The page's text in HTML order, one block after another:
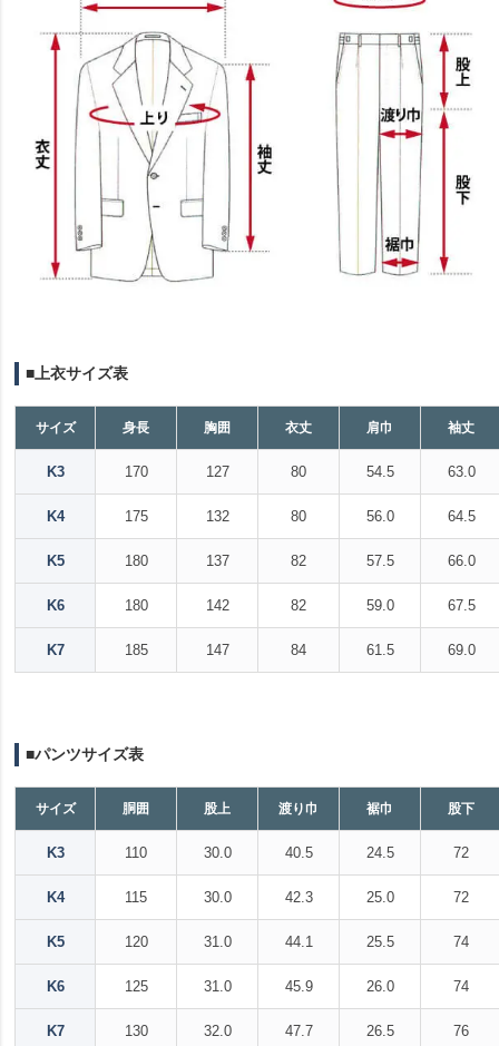
■上衣サイズ表
サイズ 身長 胸囲 衣丈 肩巾 袖丈
K3 170 127 80 54.5 63.0
K4 175 132 80 56.0 64.5
K5 180 137 82 57.5 66.0
K6 180 142 82 59.0 67.5
K7 185 147 84 61.5 69.0
■パンツサイズ表
サイズ 胴囲 股上 渡り巾 裾巾 股下
K3 110 30.0 40.5 24.5 72
K4 115 30.0 42.3 25.0 72
K5 120 31.0 44.1 25.5 74
K6 125 31.0 45.9 26.0 74
K7 130 32.0 47.7 26.5 76